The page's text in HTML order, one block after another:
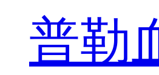
普勒